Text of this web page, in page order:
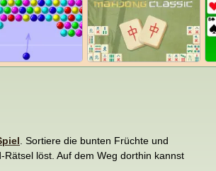
. Sortiere die bunten Früchte und
löst. Auf dem Weg dorthin kannst